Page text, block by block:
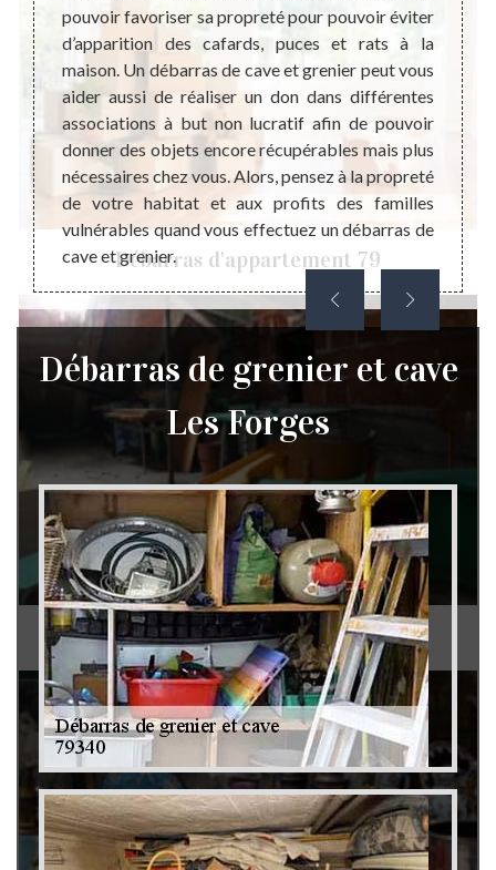
Débarras d'appartement 79
Débarras de grenier et cave 79
et
très
qui
le
pouvoir favoriser sa propreté pour pouvoir éviter
d’apparition des cafards, puces et rats à la
maison. Un débarras de cave et grenier peut vous
aider aussi de réaliser un don dans différentes
associations à but non lucratif afin de pouvoir
donner des objets encore récupérables mais plus
nécessaires chez vous. Alors, pensez à la propreté
de votre habitat et aux profits des familles
vulnérables quand vous effectuez un débarras de
cave et grenier.
plus
sur
une
sur
Débarras de grenier et cave
Les Forges